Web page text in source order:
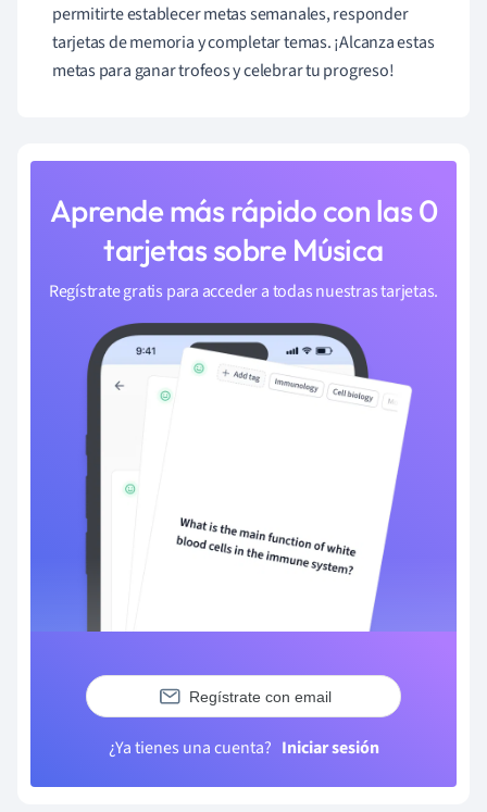
permitirte establecer metas semanales, responder
tarjetas de memoria y completar temas. ¡Alcanza estas
metas para ganar trofeos y celebrar tu progreso!
Aprende más rápido con las 0
tarjetas sobre Música
Regístrate gratis para acceder a todas nuestras tarjetas.
Regístrate con email
¿Ya tienes una cuenta? Iniciar sesión